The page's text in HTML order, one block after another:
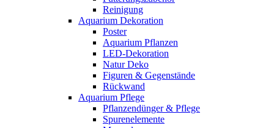
Reinigung
Aquarium Dekoration
Poster
Aquarium Pflanzen
LED-Dekoration
Natur Deko
Figuren & Gegenstände
Rückwand
Aquarium Pflege
Pflanzendünger & Pflege
Spurenelemente